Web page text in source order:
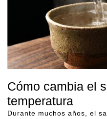
Cómo cambia el
temperatura
Durante muchos años, el